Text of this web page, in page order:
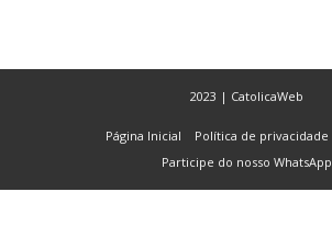
2023 | CatolicaWeb
Página Inicial Política de privacidade
Participe do nosso WhatsApp